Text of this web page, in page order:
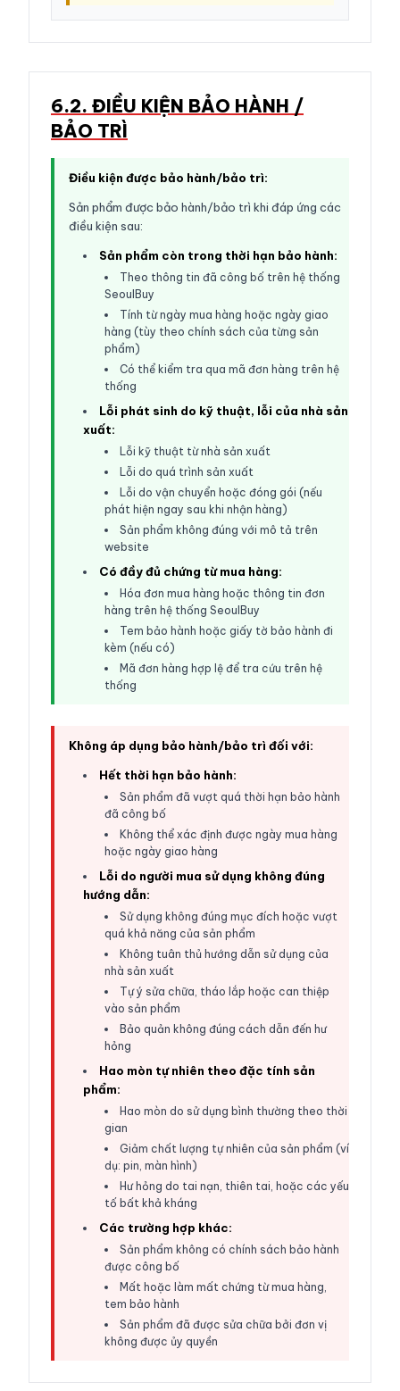
6.2. ĐIỀU KIỆN BẢO HÀNH /
BẢO TRÌ
Điều kiện được bảo hành/bảo trì:
Sản phẩm được bảo hành/bảo trì khi đáp ứng các
điều kiện sau:
Sản phẩm còn trong thời hạn bảo hành:
Theo thông tin đã công bố trên hệ thống
SeoulBuy
Tính từ ngày mua hàng hoặc ngày giao
hàng (tùy theo chính sách của từng sản
phẩm)
Có thể kiểm tra qua mã đơn hàng trên hệ
thống
Lỗi phát sinh do kỹ thuật, lỗi của nhà sản
xuất:
Lỗi kỹ thuật từ nhà sản xuất
Lỗi do quá trình sản xuất
Lỗi do vận chuyển hoặc đóng gói (nếu
phát hiện ngay sau khi nhận hàng)
Sản phẩm không đúng với mô tả trên
website
Có đầy đủ chứng từ mua hàng:
Hóa đơn mua hàng hoặc thông tin đơn
hàng trên hệ thống SeoulBuy
Tem bảo hành hoặc giấy tờ bảo hành đi
kèm (nếu có)
Mã đơn hàng hợp lệ để tra cứu trên hệ
thống
Không áp dụng bảo hành/bảo trì đối với:
Hết thời hạn bảo hành:
Sản phẩm đã vượt quá thời hạn bảo hành
đã công bố
Không thể xác định được ngày mua hàng
hoặc ngày giao hàng
Lỗi do người mua sử dụng không đúng
hướng dẫn:
Sử dụng không đúng mục đích hoặc vượt
quá khả năng của sản phẩm
Không tuân thủ hướng dẫn sử dụng của
nhà sản xuất
Tự ý sửa chữa, tháo lắp hoặc can thiệp
vào sản phẩm
Bảo quản không đúng cách dẫn đến hư
hỏng
Hao mòn tự nhiên theo đặc tính sản
phẩm:
Hao mòn do sử dụng bình thường theo thời
gian
Giảm chất lượng tự nhiên của sản phẩm (ví
dụ: pin, màn hình)
Hư hỏng do tai nạn, thiên tai, hoặc các yếu
tố bất khả kháng
Các trường hợp khác:
Sản phẩm không có chính sách bảo hành
được công bố
Mất hoặc làm mất chứng từ mua hàng,
tem bảo hành
Sản phẩm đã được sửa chữa bởi đơn vị
không được ủy quyền